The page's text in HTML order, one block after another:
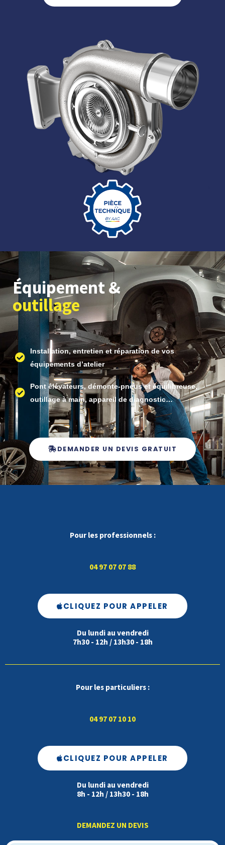
Équipement &
outillage
Installation, entretien et réparation de vos
équipements d’atelier
Pont élévateurs, démonte-pneus et équilibreuse,
outillage à main, appareil de diagnostic…
DEMANDER UN DEVIS GRATUIT
Pour les professionnels :
04 97 07 07 88
CLIQUEZ POUR APPELER
Du lundi au vendredi
7h30 - 12h / 13h30 - 18h
Pour les particuliers :
04 97 07 10 10
CLIQUEZ POUR APPELER
Du lundi au vendredi
8h - 12h / 13h30 - 18h
DEMANDEZ UN DEVIS